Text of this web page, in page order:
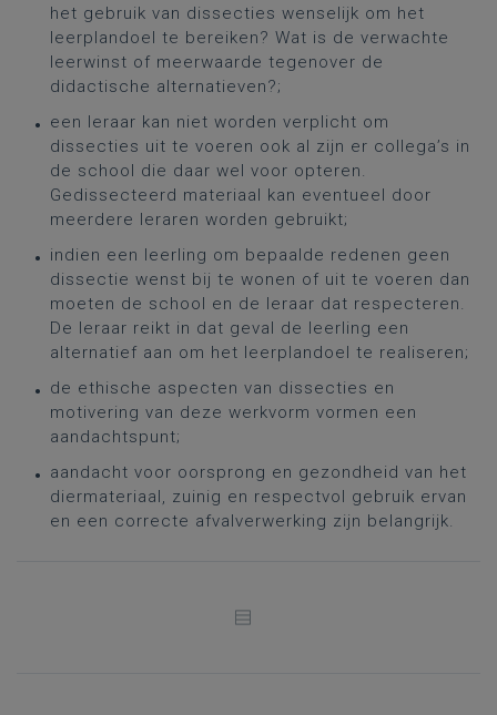
het gebruik van dissecties wenselijk om het
leerplandoel te bereiken? Wat is de verwachte
leerwinst of meerwaarde tegenover de
didactische alternatieven?;
een leraar kan niet worden verplicht om
dissecties uit te voeren ook al zijn er collega’s in
de school die daar wel voor opteren.
Gedissecteerd materiaal kan eventueel door
meerdere leraren worden gebruikt;
indien een leerling om bepaalde redenen geen
dissectie wenst bij te wonen of uit te voeren dan
moeten de school en de leraar dat respecteren.
De leraar reikt in dat geval de leerling een
alternatief aan om het leerplandoel te realiseren;
de ethische aspecten van dissecties en
motivering van deze werkvorm vormen een
aandachtspunt;
aandacht voor oorsprong en gezondheid van het
diermateriaal, zuinig en respectvol gebruik ervan
en een correcte afvalverwerking zijn belangrijk.